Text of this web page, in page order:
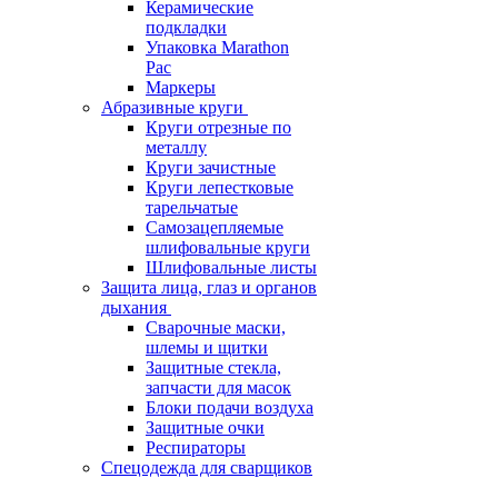
Керамические
подкладки
Упаковка Marathon
Pac
Маркеры
Абразивные круги
Круги отрезные по
металлу
Круги зачистные
Круги лепестковые
тарельчатые
Самозацепляемые
шлифовальные круги
Шлифовальные листы
Защита лица, глаз и органов
дыхания
Сварочные маски,
шлемы и щитки
Защитные стекла,
запчасти для масок
Блоки подачи воздуха
Защитные очки
Респираторы
Спецодежда для сварщиков